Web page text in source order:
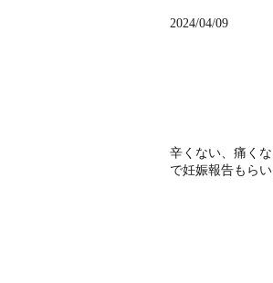
2024/04/09
辛くない、痛く
で妊娠報告もら